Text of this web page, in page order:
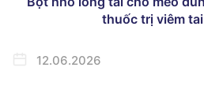
thuốc trị viêm
12.06.2026